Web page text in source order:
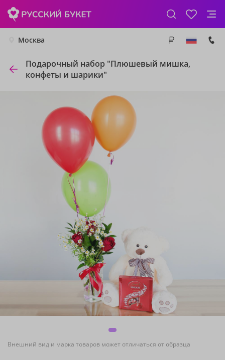
Москва
Подарочный набор "Плюшевый мишка,
конфеты и шарики"
Внешний вид и марка товаров может отличаться от образца